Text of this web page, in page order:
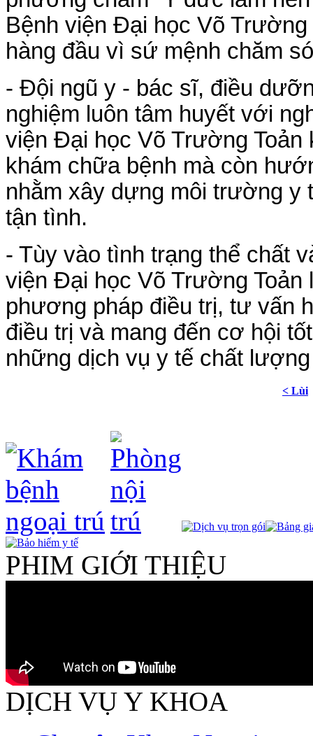
Bệnh viện Đại học Võ
hàng đầu vì sứ mệnh chăm
- Đội ngũ y - bác sĩ, điều
nghiệm luôn tâm huyết với
viện Đại học Võ Trường
khám chữa bệnh mà còn
nhằm xây dựng môi trường y
tận tình.
- Tùy vào tình trạng thể chất
viện Đại học Võ Trường Toản
phương pháp điều trị, tư vấn
điều trị và mang đến cơ hội
những dịch vụ y tế chất
< Lùi
PHIM GIỚI THIỆU
DỊCH VỤ Y KHOA